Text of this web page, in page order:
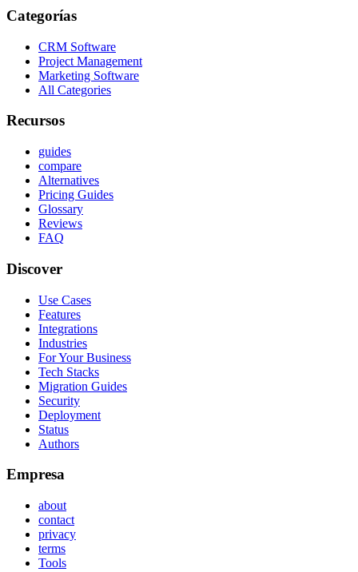
Categorías
CRM Software
Project Management
Marketing Software
All Categories
Recursos
guides
compare
Alternatives
Pricing Guides
Glossary
Reviews
FAQ
Discover
Use Cases
Features
Integrations
Industries
For Your Business
Tech Stacks
Migration Guides
Security
Deployment
Status
Authors
Empresa
about
contact
privacy
terms
Tools